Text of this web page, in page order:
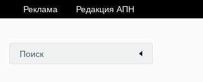
Реклама Редакция АПН